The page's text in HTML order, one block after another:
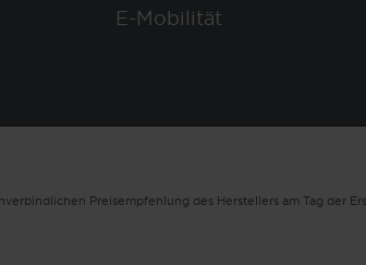
E-Mobilität
Preisempfehlung des Herstellers am Tag der